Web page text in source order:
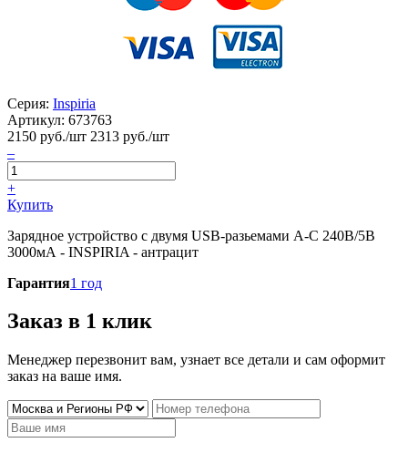
Серия: Inspiria
Артикул: 673763
2150 руб./шт 2313 руб./шт
–
+
Купить
Зарядное устройство с двумя USB-разьемами A-C 240В/5В
3000мА - INSPIRIA - антрацит
Гарантия1 год
Заказ в 1 клик
Менеджер перезвонит вам, узнает все детали и сам оформит
заказ на ваше имя.